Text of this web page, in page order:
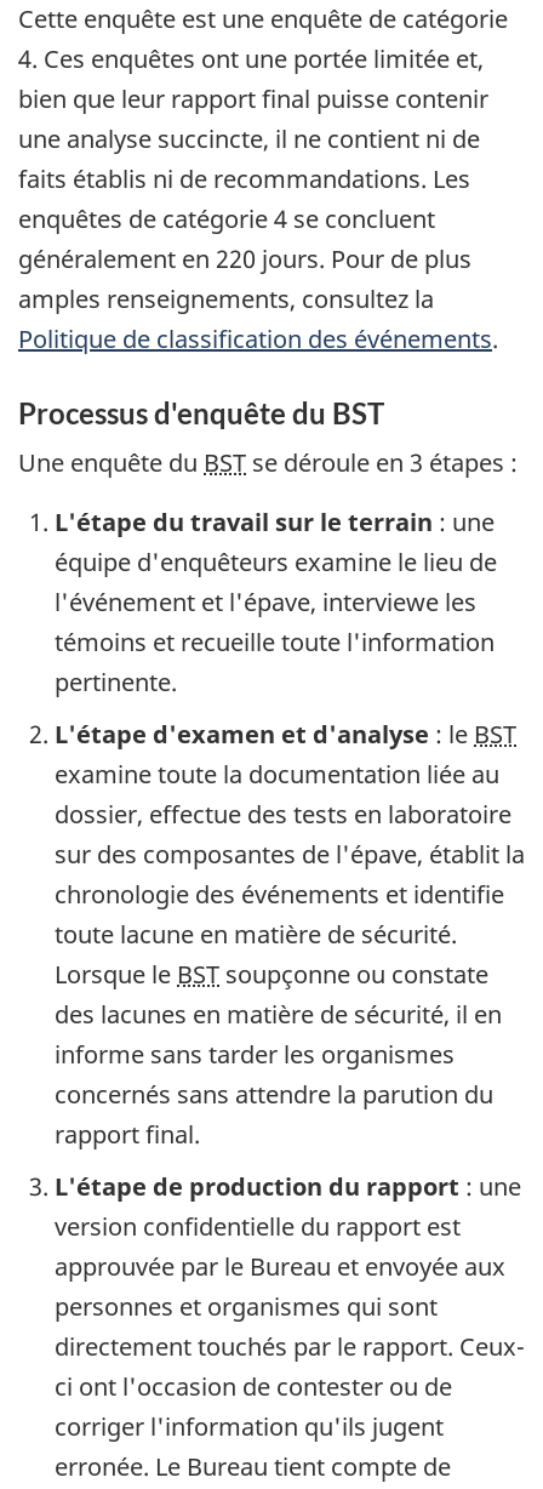
Cette enquête est une enquête de catégorie
4. Ces enquêtes ont une portée limitée et,
bien que leur rapport final puisse contenir
une analyse succincte, il ne contient ni de
faits établis ni de recommandations. Les
enquêtes de catégorie 4 se concluent
généralement en 220 jours. Pour de plus
amples renseignements, consultez la
Politique de classification des événements.
Processus d'enquête du BST
Une enquête du BST se déroule en 3 étapes :
L'étape du travail sur le terrain : une
équipe d'enquêteurs examine le lieu de
l'événement et l'épave, interviewe les
témoins et recueille toute l'information
pertinente.
L'étape d'examen et d'analyse : le BST
examine toute la documentation liée au
dossier, effectue des tests en laboratoire
sur des composantes de l'épave, établit la
chronologie des événements et identifie
toute lacune en matière de sécurité.
Lorsque le BST soupçonne ou constate
des lacunes en matière de sécurité, il en
informe sans tarder les organismes
concernés sans attendre la parution du
rapport final.
L'étape de production du rapport : une
version confidentielle du rapport est
approuvée par le Bureau et envoyée aux
personnes et organismes qui sont
directement touchés par le rapport. Ceux-
ci ont l'occasion de contester ou de
corriger l'information qu'ils jugent
erronée. Le Bureau tient compte de